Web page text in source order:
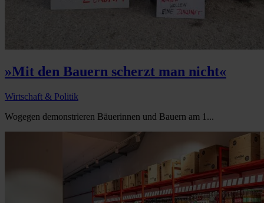
»Mit den Bauern scherzt man nicht«
Wirtschaft & Politik
Wogegen demonstrieren Bäuerinnen und Bauern am 1...